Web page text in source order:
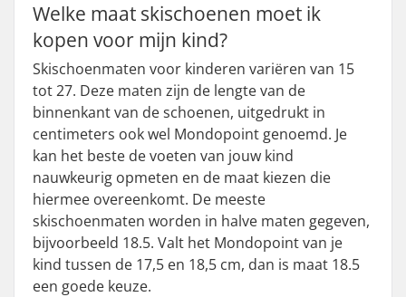
Welke maat skischoenen moet ik
kopen voor mijn kind?
Skischoenmaten voor kinderen variëren van 15
tot 27. Deze maten zijn de lengte van de
binnenkant van de schoenen, uitgedrukt in
centimeters ook wel Mondopoint genoemd. Je
kan het beste de voeten van jouw kind
nauwkeurig opmeten en de maat kiezen die
hiermee overeenkomt. De meeste
skischoenmaten worden in halve maten gegeven,
bijvoorbeeld 18.5. Valt het Mondopoint van je
kind tussen de 17,5 en 18,5 cm, dan is maat 18.5
een goede keuze.